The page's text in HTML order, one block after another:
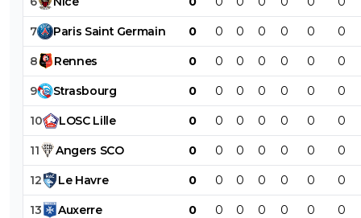
7 Paris Saint Germain 0 0 0 0 0 0 0
8 Rennes 0 0 0 0 0 0 0
9 Strasbourg 0 0 0 0 0 0 0
10 LOSC Lille 0 0 0 0 0 0 0
11 Angers SCO 0 0 0 0 0 0 0
12 Le Havre 0 0 0 0 0 0 0
13 Auxerre 0 0 0 0 0 0 0